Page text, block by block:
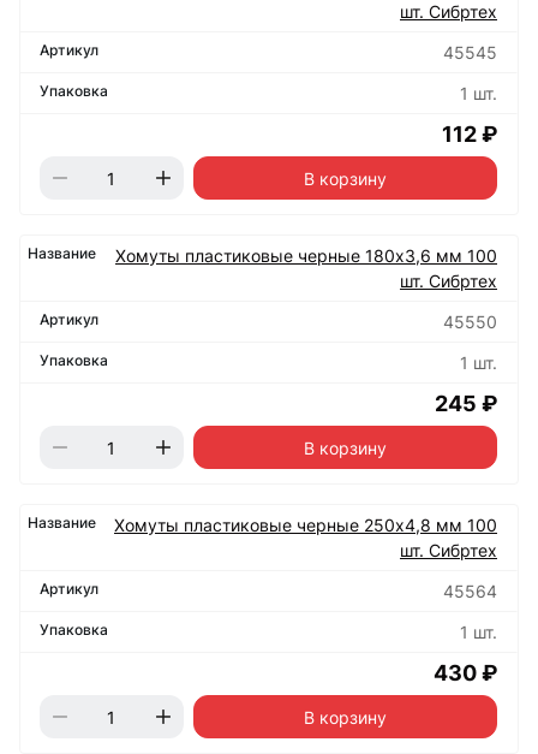
шт. Сибртех
45545
1 шт.
112 ₽
В корзину
Хомуты пластиковые черные 180х3,6 мм 100
шт. Сибртех
45550
1 шт.
245 ₽
В корзину
Хомуты пластиковые черные 250х4,8 мм 100
шт. Сибртех
45564
1 шт.
430 ₽
В корзину